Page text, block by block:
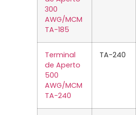
300
AWG/MCM
TA-185
Terminal
de Aperto
500
AWG/MCM
TA-240
TA-240